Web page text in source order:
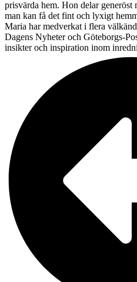
prisvärda hem. Hon delar
man kan få det fint och lyxigt
Maria har medverkat i flera
Dagens Nyheter och Göteborgs-
insikter och inspiration inom